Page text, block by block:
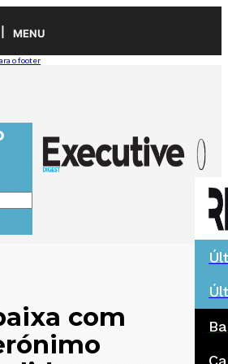
MENU
o footer
com